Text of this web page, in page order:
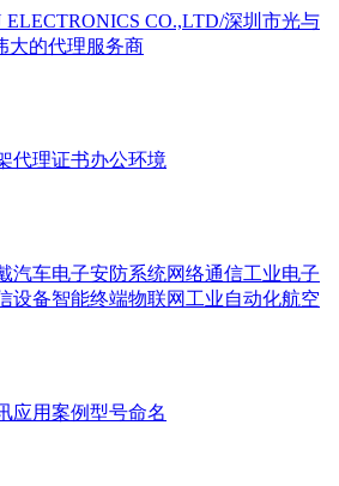
代理证书办公环境
汽车电子安防系统网络通信工业电子
设备智能终端物联网 工业自动化航空
应用案例型号命名